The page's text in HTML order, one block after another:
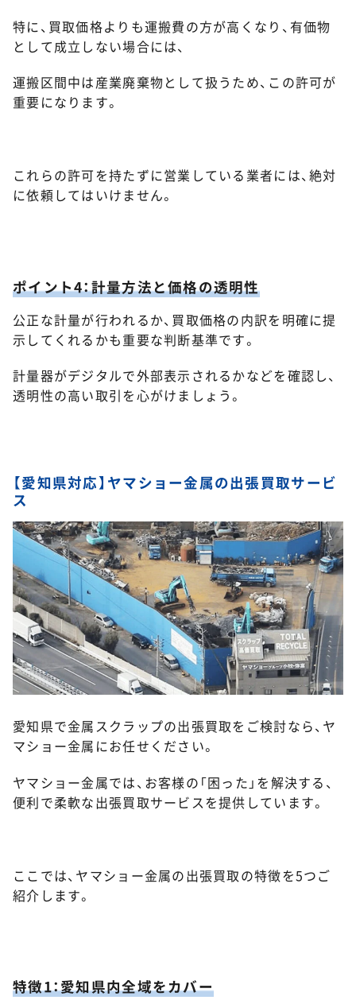
特に、買取価格よりも運搬費の方が高くなり、有価物
として成立しない場合には、
運搬区間中は産業廃棄物として扱うため、この許可が
重要になります。
これらの許可を持たずに営業している業者には、絶対
に依頼してはいけません。
ポイント4：計量方法と価格の透明性
公正な計量が行われるか、買取価格の内訳を明確に提
示してくれるかも重要な判断基準です。
計量器がデジタルで外部表示されるかなどを確認し、
透明性の高い取引を心がけましょう。
【愛知県対応】ヤマショー金属の出張買取サービ
ス
愛知県で金属スクラップの出張買取をご検討なら、ヤ
マショー金属にお任せください。
ヤマショー金属では、お客様の「困った」を解決する、
便利で柔軟な出張買取サービスを提供しています。
ここでは、ヤマショー金属の出張買取の特徴を5つご
紹介します。
特徴1：愛知県内全域をカバー